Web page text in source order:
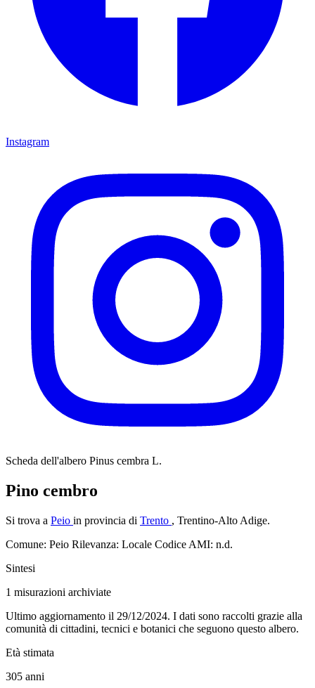
Instagram
Scheda dell'albero Pinus cembra L.
Pino cembro
Si trova a Peio in provincia di Trento , Trentino-Alto Adige.
Comune: Peio Rilevanza: Locale Codice AMI: n.d.
Sintesi
1 misurazioni archiviate
Ultimo aggiornamento il 29/12/2024. I dati sono raccolti grazie alla
comunità di cittadini, tecnici e botanici che seguono questo albero.
Età stimata
305 anni